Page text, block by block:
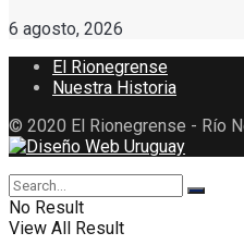
6 agosto, 2026
El Rionegrense
Nuestra Historia
© 2020 El Rionegrense - Río
No Result
View All Result